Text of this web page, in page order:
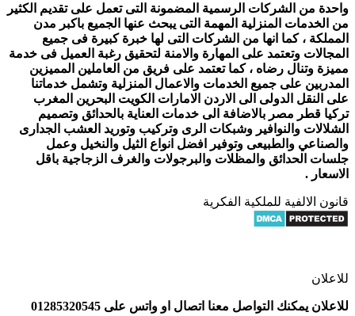
واحدة من الشركات الرسمية المضمونة التى تعمل على تقديم الكثير
من الخدمات المنزلية المهمة التى يبحث عنها الجميع باكبر مدن
المملكة ، كما انها من الشركات التى لها خبرة كبيرة فى جميع
المجالات وتعتمد على المهارة والامنة لتحقيق رغبة العميل فى خدمة
مميزة وتنال رضاه ، كما تعتمد على فريق من العاملين المميزين
المدربين على جميع الخدمات والاعمال المنزلية وتشمل خدماتنا
على النقل الدولى الى الاردن الامارات الكويت البحرين المغرب
تركيا قطر مصر بالاضافة الى خدمات العناية بالحدائق وتصميم
الشلالات والنوافير وشبكات الرى وتركيب وتوريد العشب الجدارى
والصناعي والطبيعى وتوفير افضل انواع الثيل والنخيل وعمل
جلسات الحدائق والمظلات والبرجولات والغرف الزجاجية باقل
الاسعار .
قانون الالفية للملكية الفكرية
للاعلان
للاعلان يمكنك التواصل معنا اتصال او واتس على 01285320545